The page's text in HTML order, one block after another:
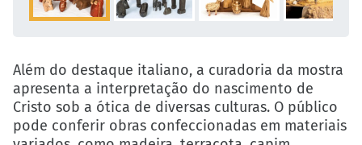
Além do destaque italiano, a curadoria da mostra
apresenta a interpretação do nascimento de
Cristo sob a ótica de diversas culturas. O público
pode conferir obras confeccionadas em materiais